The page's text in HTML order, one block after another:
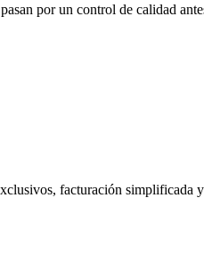
por un control de calidad
facturación simplificada